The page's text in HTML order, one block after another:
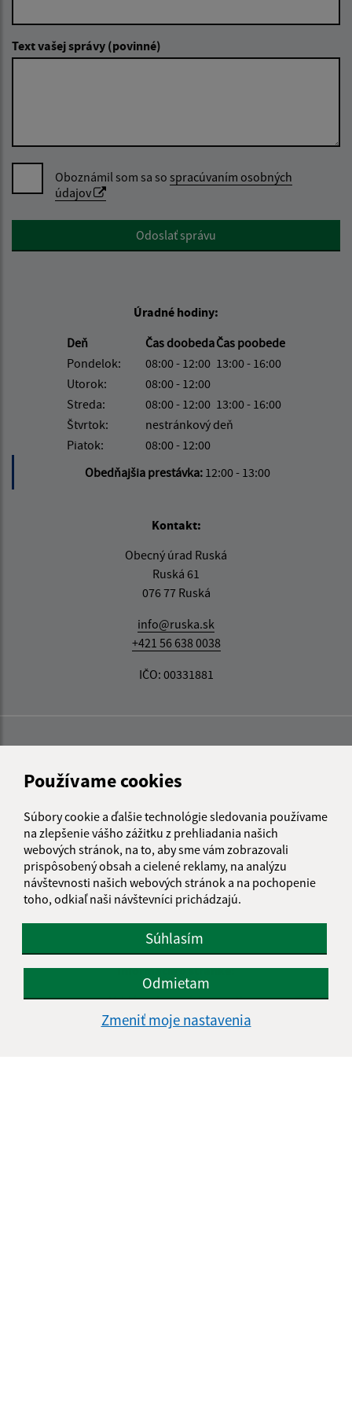
Používame cookies
Súbory cookie a ďalšie technológie sledovania používame
na zlepšenie vášho zážitku z prehliadania našich
webových stránok, na to, aby sme vám zobrazovali
prispôsobený obsah a cielené reklamy, na analýzu
návštevnosti našich webových stránok a na pochopenie
toho, odkiaľ naši návštevníci prichádzajú.
Súhlasím
Odmietam
Zmeniť moje nastavenia
Text vašej správy (povinné)
Oboznámil som sa so spracúvaním osobných
údajov
Google reCaptcha ResponseOdoslať správu
Úradné hodiny:
Deň
Čas doobedaČas poobede
Pondelok:
08:00 - 12:00 13:00 - 16:00
Utorok:
08:00 - 12:00
Streda:
08:00 - 12:00 13:00 - 16:00
Štvrtok:
nestránkový deň
Piatok:
08:00 - 12:00
Obedňajšia prestávka: 12:00 - 13:00
Kontakt:
Obecný úrad Ruská
Ruská 61
076 77 Ruská
info@ruska.sk
+421 56 638 0038
IČO: 00331881
Informácie o stránke:
Vyhlásenie o prístupnosti
Autorské práva